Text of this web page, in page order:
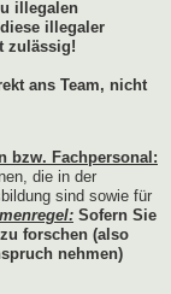
illegalen
illegaler
zulässig!
ans Team, nicht
bzw. Fachpersonal:
die in der
sind sowie für
Sofern Sie
forschen (also
nehmen)